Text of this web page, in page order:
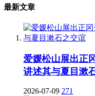
最新文章
爱媛松山展出正
讲述其与夏目漱
2026-07-09 271